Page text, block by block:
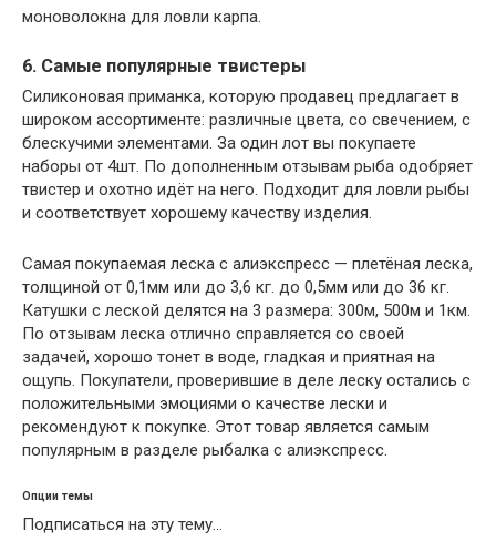
моноволокна для ловли карпа.
6. Самые популярные твистеры
Силиконовая приманка, которую продавец предлагает в
широком ассортименте: различные цвета, со свечением, с
блескучими элементами. За один лот вы покупаете
наборы от 4шт. По дополненным отзывам рыба одобряет
твистер и охотно идёт на него. Подходит для ловли рыбы
и соответствует хорошему качеству изделия.
Самая покупаемая леска с алиэкспресс — плетёная леска,
толщиной от 0,1мм или до 3,6 кг. до 0,5мм или до 36 кг.
Катушки с леской делятся на 3 размера: 300м, 500м и 1км.
По отзывам леска отлично справляется со своей
задачей, хорошо тонет в воде, гладкая и приятная на
ощупь. Покупатели, проверившие в деле леску остались с
положительными эмоциями о качестве лески и
рекомендуют к покупке. Этот товар является самым
популярным в разделе рыбалка с алиэкспресс.
Опции темы
Подписаться на эту тему…